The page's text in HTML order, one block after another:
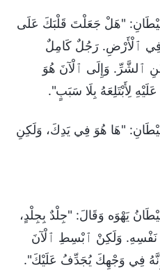
لِلشَّيْطَانِ: "هَلْ جَعَلْتَ قَلْبَكَ عَلَى
فِي ٱلْأَرْضِ. رَجُلٌ كَامِلٌ
ٱلشَّرِّ. وَإِلَى ٱلْآنَ هُوَ
لِأَبْتَلِعَهُ بِلَا سَبَبٍ".
لِلشَّيْطَانِ: "هَا هُوَ فِي يَدِكَ، وَلَكِنِ
ٱلشَّيْطَانُ يَهْوَه وَقَالَ: "جِلْدٌ بِجِلْدٍ،
نَفْسِهِ. وَلَكِنْ ٱبْسِطِ ٱلْآنَ
فِي وَجْهِكَ يُجَدِّفُ عَلَيْكَ".